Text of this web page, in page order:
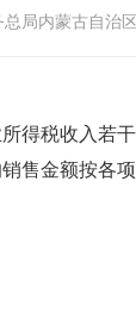
总局内蒙古自治
税收入若干
售金额按各